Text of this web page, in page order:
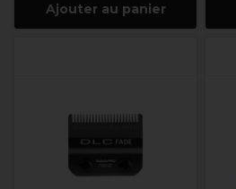
Ajouter au panier